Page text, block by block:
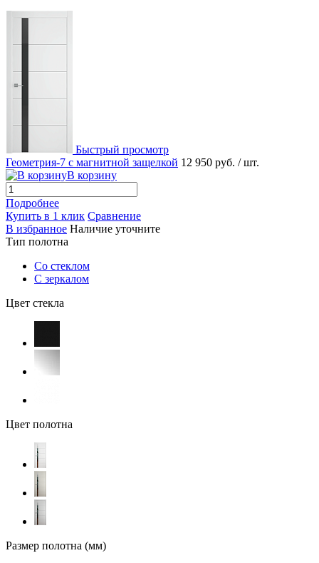
Быстрый просмотр
Геометрия-7 с магнитной защелкой 12 950 руб. / шт.
В корзину
Подробнее
Купить в 1 клик Сравнение
В избранное Наличие уточните
Тип полотна
Со стеклом
С зеркалом
Цвет стекла
Цвет полотна
Размер полотна (мм)